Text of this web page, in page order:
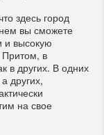
здесь город
вы сможете
и высокую
в
в других. В одних
других,
на свое